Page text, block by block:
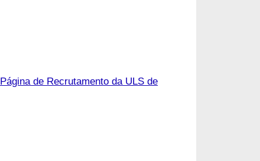
Página de Recrutamento da ULS de